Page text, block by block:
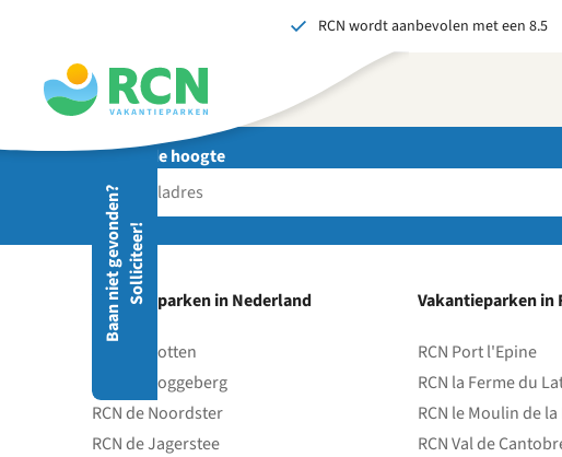
hoofdnavigatie
hoofdinhoud
voettekstinhoud
RCN wordt aanbevolen met een 8.5
B
a
a
n
n
i
e
t
g
e
v
on
d
e
n
?
S
o
l
l
i
c
i
t
e
e
r!
Wij zijn altijd
gedreven en
versterken!
Blijf op de hoogte
Vakantieparken in Nederland
RCN de Potten
RCN de Roggeberg
RCN de Noordster
RCN de Jagerstee
Vakantieparken in
RCN Port l'Epine
RCN la Ferme du
RCN le Moulin de
RCN Val de